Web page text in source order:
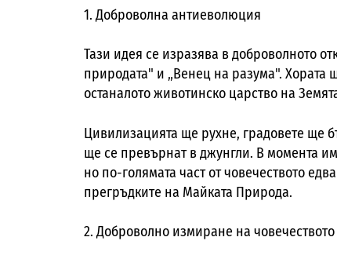
1. Доброволна антиеволюция
Тази идея се изразява в доброволното
природата" и „Венец на разума". Хората
останалото животинско царство на
Цивилизацията ще рухне, градовете ще
ще се превърнат в джунгли. В момента
но по-голямата част от човечеството
прегръдките на Майката Природа.
2. Доброволно измиране на човечеството